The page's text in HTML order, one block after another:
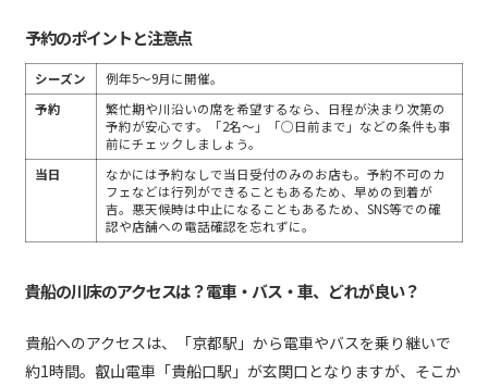
予約のポイントと注意点
シーズン
例年5～9月に開催。
予約
繁忙期や川沿いの席を希望するなら、日程が決まり次第の
予約が安心です。「2名〜」「◯日前まで」などの条件も事
前にチェックしましょう。
当日
なかには予約なしで当日受付のみのお店も。予約不可のカ
フェなどは行列ができることもあるため、早めの到着が
吉。悪天候時は中止になることもあるため、SNS等での確
認や店舗への電話確認を忘れずに。
貴船の川床のアクセスは？電車・バス・車、どれが良い？
貴船へのアクセスは、「京都駅」から電車やバスを乗り継いで
約1時間。叡山電車「貴船口駅」が玄関口となりますが、そこか